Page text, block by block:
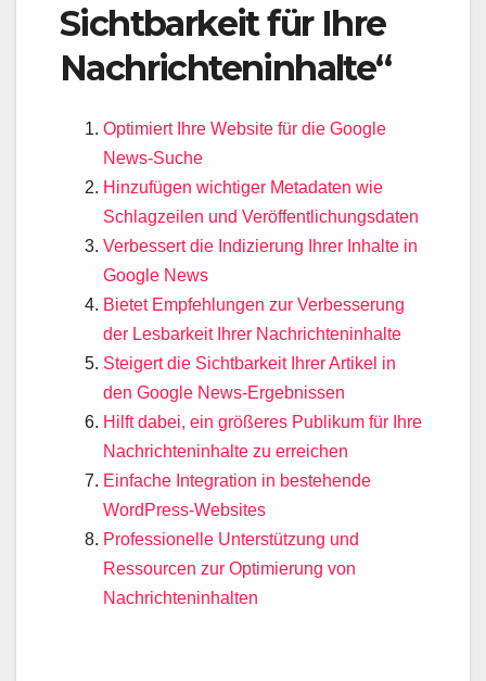
Sichtbarkeit für Ihre
Nachrichteninhalte“
Optimiert Ihre Website für die Google
News-Suche
Hinzufügen wichtiger Metadaten wie
Schlagzeilen und Veröffentlichungsdaten
Verbessert die Indizierung Ihrer Inhalte in
Google News
Bietet Empfehlungen zur Verbesserung
der Lesbarkeit Ihrer Nachrichteninhalte
Steigert die Sichtbarkeit Ihrer Artikel in
den Google News-Ergebnissen
Hilft dabei, ein größeres Publikum für Ihre
Nachrichteninhalte zu erreichen
Einfache Integration in bestehende
WordPress-Websites
Professionelle Unterstützung und
Ressourcen zur Optimierung von
Nachrichteninhalten